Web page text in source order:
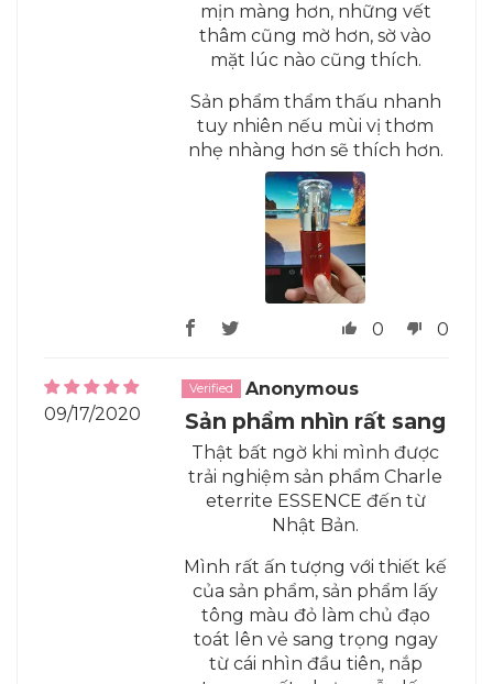
mịn màng hơn, những vết
thâm cũng mờ hơn, sờ vào
mặt lúc nào cũng thích.
Sản phẩm thẩm thấu nhanh
tuy nhiên nếu mùi vị thơm
nhẹ nhàng hơn sẽ thích hơn.
0 0
09/17/2020
Anonymous
Sản phẩm nhìn rất sang
Thật bất ngờ khi mình được
trải nghiệm sản phẩm Charle
eterrite ESSENCE đến từ
Nhật Bản.
Mình rất ấn tượng với thiết kế
của sản phẩm, sản phẩm lấy
tông màu đỏ làm chủ đạo
toát lên vẻ sang trọng ngay
từ cái nhìn đầu tiên, nắp